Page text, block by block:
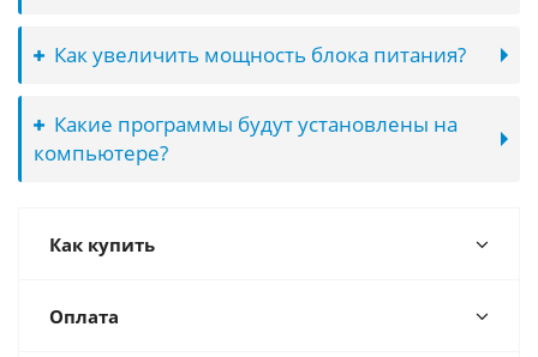
Как увеличить мощность блока питания?
Какие программы будут установлены на
компьютере?
Как купить
Оплата